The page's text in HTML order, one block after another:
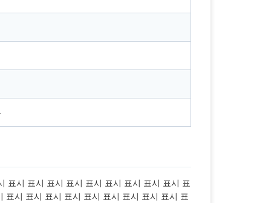
표시 표시 표시 표시 표시 표시 표시 표시 표시 표
시 표시 표시 표시 표시 표시 표시 표시 표시 표